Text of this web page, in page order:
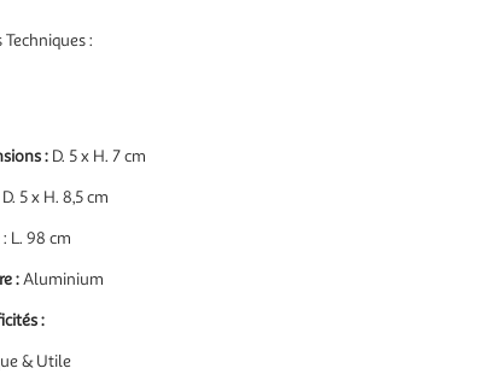
:
: D. 5 x H. 7 cm
5 x H. 8,5 cm
L. 98 cm
:Aluminium
:
& Utile